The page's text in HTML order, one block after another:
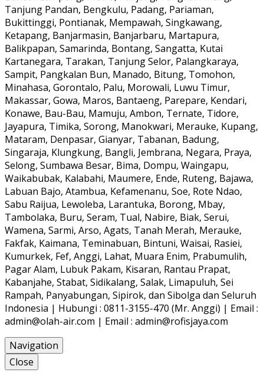
Tanjung Pandan, Bengkulu, Padang, Pariaman,
Bukittinggi, Pontianak, Mempawah, Singkawang,
Ketapang, Banjarmasin, Banjarbaru, Martapura,
Balikpapan, Samarinda, Bontang, Sangatta, Kutai
Kartanegara, Tarakan, Tanjung Selor, Palangkaraya,
Sampit, Pangkalan Bun, Manado, Bitung, Tomohon,
Minahasa, Gorontalo, Palu, Morowali, Luwu Timur,
Makassar, Gowa, Maros, Bantaeng, Parepare, Kendari,
Konawe, Bau-Bau, Mamuju, Ambon, Ternate, Tidore,
Jayapura, Timika, Sorong, Manokwari, Merauke, Kupang,
Mataram, Denpasar, Gianyar, Tabanan, Badung,
Singaraja, Klungkung, Bangli, Jembrana, Negara, Praya,
Selong, Sumbawa Besar, Bima, Dompu, Waingapu,
Waikabubak, Kalabahi, Maumere, Ende, Ruteng, Bajawa,
Labuan Bajo, Atambua, Kefamenanu, Soe, Rote Ndao,
Sabu Raijua, Lewoleba, Larantuka, Borong, Mbay,
Tambolaka, Buru, Seram, Tual, Nabire, Biak, Serui,
Wamena, Sarmi, Arso, Agats, Tanah Merah, Merauke,
Fakfak, Kaimana, Teminabuan, Bintuni, Waisai, Rasiei,
Kumurkek, Fef, Anggi, Lahat, Muara Enim, Prabumulih,
Pagar Alam, Lubuk Pakam, Kisaran, Rantau Prapat,
Kabanjahe, Stabat, Sidikalang, Salak, Limapuluh, Sei
Rampah, Panyabungan, Sipirok, dan Sibolga dan Seluruh
Indonesia | Hubungi : 0811-3155-470 (Mr. Anggi) | Email :
admin@olah-air.com | Email : admin@rofisjaya.com
Navigation
Close